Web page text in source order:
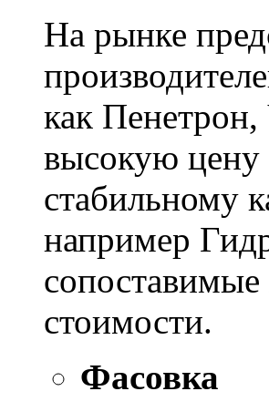
На рынке
как
высокую цену
стабильному
например
стоимости.
Фасовка